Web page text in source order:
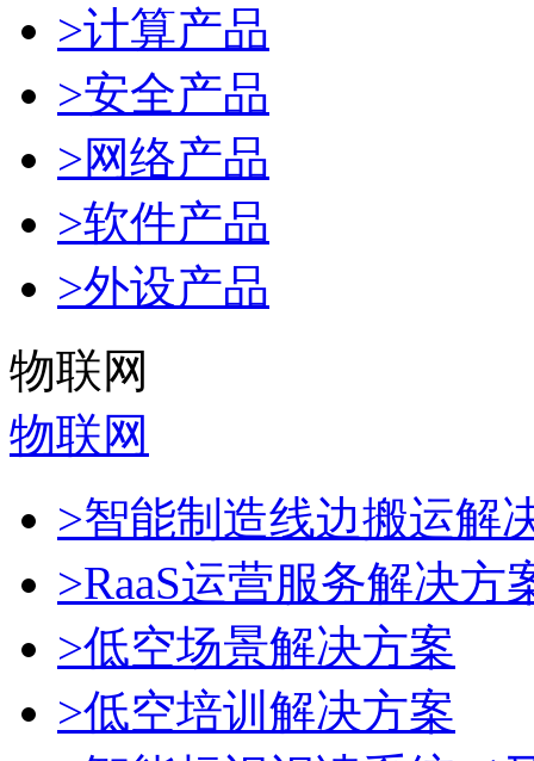
>计算产品
>安全产品
>网络产品
>软件产品
>外设产品
物联网
物联网
>智能制造线边搬运解
>RaaS运营服务解决方
>低空场景解决方案
>低空培训解决方案